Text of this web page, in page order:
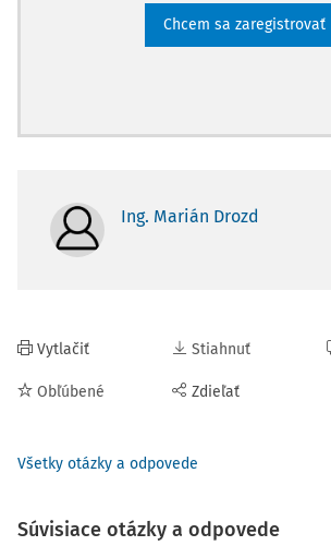
Chcem sa zaregistrovať
Ing. Marián Drozd
Vytlačiť
Obľúbené
Stiahnuť
Zdieľať
Všetky otázky a odpovede
Súvisiace otázky a odpovede